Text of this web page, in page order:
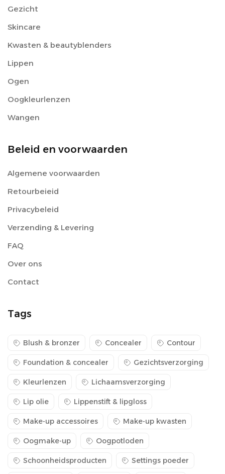
Gezicht
Skincare
Kwasten & beautyblenders
Lippen
Ogen
Oogkleurlenzen
Wangen
Beleid en voorwaarden
Algemene voorwaarden
Retourbeieid
Privacybeleid
Verzending & Levering
FAQ
Over ons
Contact
Tags
Blush & bronzer Concealer Contour
Foundation & concealer Gezichtsverzorging
Kleurlenzen Lichaamsverzorging
Lip olie Lippenstift & lipgloss
Make-up accessoires Make-up kwasten
Oogmake-up Oogpotloden
Schoonheidsproducten Settings poeder